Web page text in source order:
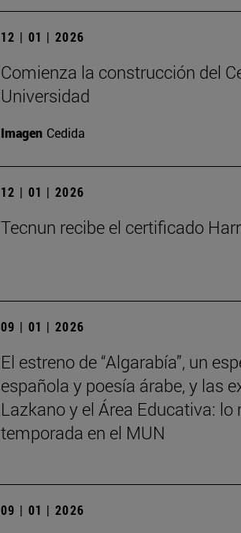
12 | 01 | 2026
Comienza la construcción del
Universidad
Imagen Cedida
12 | 01 | 2026
Tecnun recibe el certificado
09 | 01 | 2026
El estreno de “Algarabía”, un
española y poesía árabe, y las
Lazkano y el Área Educativa:
temporada en el MUN
09 | 01 | 2026